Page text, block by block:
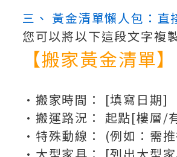
三、 黃金清單懶人包：直
您可以將以下這段文字複
【搬家黃金清單】
• 搬家時間： [填寫日期]
• 搬運路況： 起點[樓層/
• 特殊動線： (例如：需